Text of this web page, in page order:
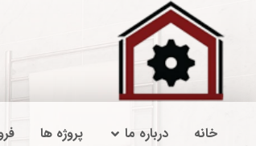
خانه درباره ما پروژه ها